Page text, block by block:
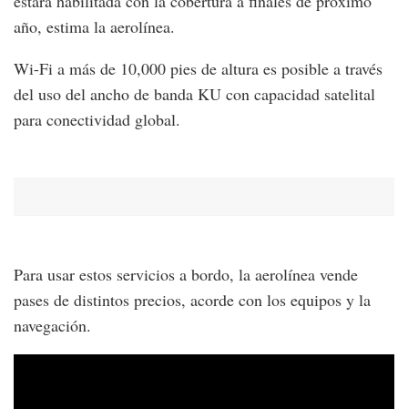
año, estima la aerolínea.
Wi-Fi a más de 10,000 pies de altura es posible a través
del uso del ancho de banda KU con capacidad satelital
para conectividad global.
Para usar estos servicios a bordo, la aerolínea vende
pases de distintos precios, acorde con los equipos y la
navegación.